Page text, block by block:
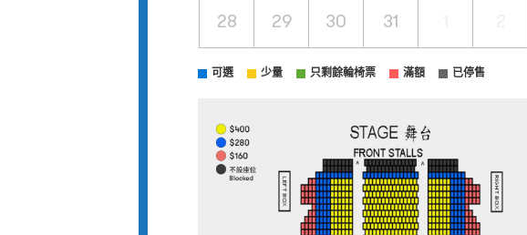
28 29 30 31
可選 少量 只剩餘輪椅票 滿額 已停售